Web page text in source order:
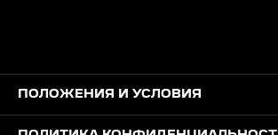
ПОЛОЖЕНИЯ И УСЛОВИЯ